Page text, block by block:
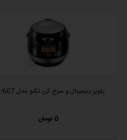
پلوپز دیجیتال و سرخ کن تکنو مدل Te-607
0 تومان